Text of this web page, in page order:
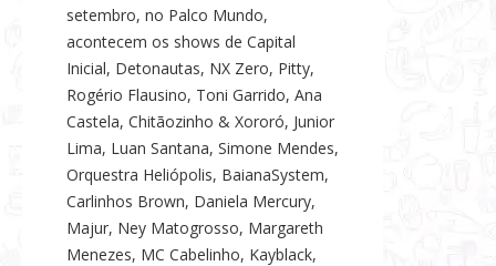
setembro, no Palco Mundo,
acontecem os shows de Capital
Inicial, Detonautas, NX Zero, Pitty,
Rogério Flausino, Toni Garrido, Ana
Castela, Chitãozinho & Xororó, Junior
Lima, Luan Santana, Simone Mendes,
Orquestra Heliópolis, BaianaSystem,
Carlinhos Brown, Daniela Mercury,
Majur, Ney Matogrosso, Margareth
Menezes, MC Cabelinho, Kayblack,